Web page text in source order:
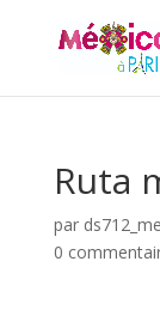
Ruta
par
0